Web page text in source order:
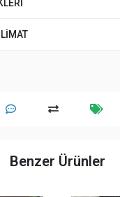
Benzer Ürünler